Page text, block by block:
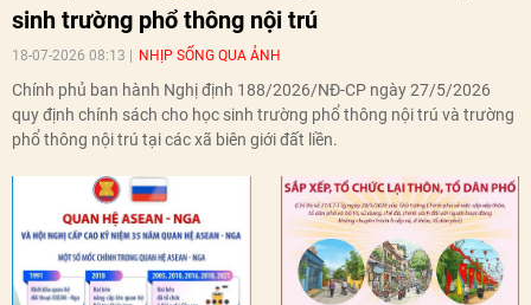
sinh trường phổ thông nội trú
18-07-2026 08:13 NHỊP SỐNG QUA ẢNH
Chính phủ ban hành Nghị định 188/2026/NĐ-CP ngày 27/5/2026
quy định chính sách cho học sinh trường phổ thông nội trú và trường
phổ thông nội trú tại các xã biên giới đất liền.